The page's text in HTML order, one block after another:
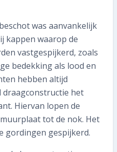
was aanvankelijk
kappen waarop de
vastgespijkerd, zoals
bedekking als lood en
hebben altijd
het
Hiervan lopen de
tot de nok. Het
gordingen gespijkerd.